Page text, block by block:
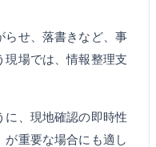
らせ、落書きなど、事
現場では、情報整理支
に、現地確認の即時性
が重要な場合にも適し